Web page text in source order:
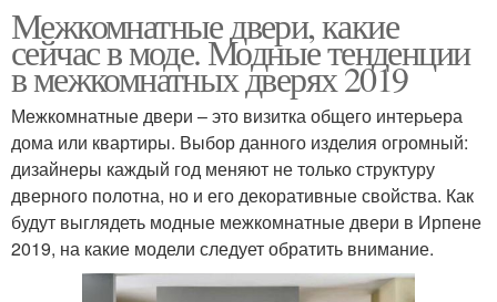
Межкомнатные двери, какие
сейчас в моде. Модные тенденции
в межкомнатных дверях 2019
Межкомнатные двери – это визитка общего интерьера
дома или квартиры. Выбор данного изделия огромный:
дизайнеры каждый год меняют не только структуру
дверного полотна, но и его декоративные свойства. Как
будут выглядеть модные межкомнатные двери в Ирпене
2019, на какие модели следует обратить внимание.